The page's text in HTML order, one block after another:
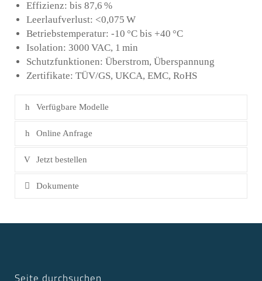
Effizienz: bis 87,6 %
Leerlaufverlust: <0,075 W
Betriebstemperatur: -10 °C bis +40 °C
Isolation: 3000 VAC, 1 min
Schutzfunktionen: Überstrom, Überspannung
Zertifikate: TÜV/GS, UKCA, EMC, RoHS
Verfügbare Modelle
Online Anfrage
Jetzt bestellen
Dokumente